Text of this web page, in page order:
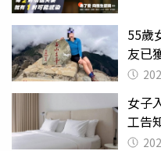
55歲
友已
沒找
女子
工告